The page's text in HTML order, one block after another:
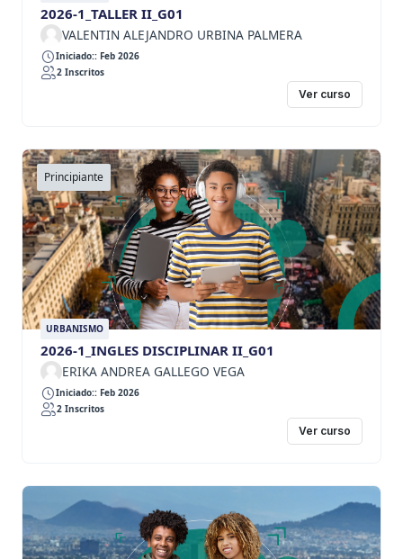
2026-1_TALLER II_G01
VALENTIN ALEJANDRO URBINA PALMERA
Iniciado:: Feb 2026
2 Inscritos
Ver curso
Principiante
URBANISMO
2026-1_INGLES DISCIPLINAR II_G01
ERIKA ANDREA GALLEGO VEGA
Iniciado:: Feb 2026
2 Inscritos
Ver curso